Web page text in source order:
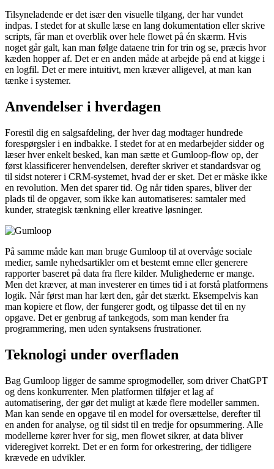
Tilsyneladende er det især den visuelle tilgang, der har vundet
indpas. I stedet for at skulle læse en lang dokumentation eller skrive
scripts, får man et overblik over hele flowet på én skærm. Hvis
noget går galt, kan man følge dataene trin for trin og se, præcis hvor
kæden hopper af. Det er en anden måde at arbejde på end at kigge i
en logfil. Det er mere intuitivt, men kræver alligevel, at man kan
tænke i systemer.
Anvendelser i hverdagen
Forestil dig en salgsafdeling, der hver dag modtager hundrede
forespørgsler i en indbakke. I stedet for at en medarbejder sidder og
læser hver enkelt besked, kan man sætte et Gumloop-flow op, der
først klassificerer henvendelsen, derefter skriver et standardsvar og
til sidst noterer i CRM-systemet, hvad der er sket. Det er måske ikke
en revolution. Men det sparer tid. Og når tiden spares, bliver der
plads til de opgaver, som ikke kan automatiseres: samtaler med
kunder, strategisk tænkning eller kreative løsninger.
På samme måde kan man bruge Gumloop til at overvåge sociale
medier, samle nyhedsartikler om et bestemt emne eller generere
rapporter baseret på data fra flere kilder. Mulighederne er mange.
Men det kræver, at man investerer en times tid i at forstå platformens
logik. Når først man har lært den, går det stærkt. Eksempelvis kan
man kopiere et flow, der fungerer godt, og tilpasse det til en ny
opgave. Det er genbrug af tankegods, som man kender fra
programmering, men uden syntaksens frustrationer.
Teknologi under overfladen
Bag Gumloop ligger de samme sprogmodeller, som driver ChatGPT
og dens konkurrenter. Men platformen tilføjer et lag af
automatisering, der gør det muligt at kæde flere modeller sammen.
Man kan sende en opgave til en model for oversættelse, derefter til
en anden for analyse, og til sidst til en tredje for opsummering. Alle
modellerne kører hver for sig, men flowet sikrer, at data bliver
videregivet korrekt. Det er en form for orkestrering, der tidligere
krævede en udvikler.